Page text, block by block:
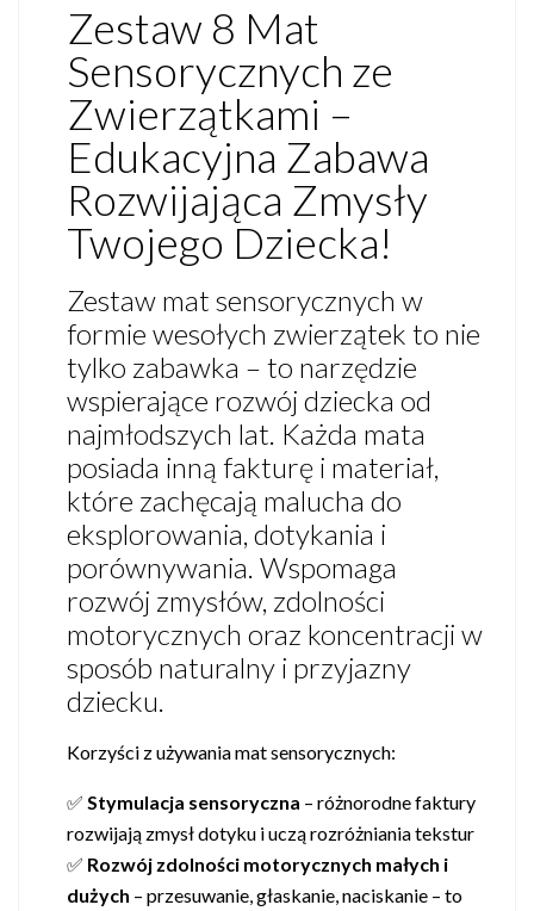
Zestaw 8 Mat
Sensorycznych ze
Zwierzątkami –
Edukacyjna Zabawa
Rozwijająca Zmysły
Twojego Dziecka!
Zestaw mat sensorycznych w
formie wesołych zwierzątek to nie
tylko zabawka – to narzędzie
wspierające rozwój dziecka od
najmłodszych lat. Każda mata
posiada inną fakturę i materiał,
które zachęcają malucha do
eksplorowania, dotykania i
porównywania. Wspomaga
rozwój zmysłów, zdolności
motorycznych oraz koncentracji w
sposób naturalny i przyjazny
dziecku.
Korzyści z używania mat sensorycznych:
✅ Stymulacja sensoryczna – różnorodne faktury
rozwijają zmysł dotyku i uczą rozróżniania tekstur
✅ Rozwój zdolności motorycznych małych i
dużych – przesuwanie, głaskanie, naciskanie – to